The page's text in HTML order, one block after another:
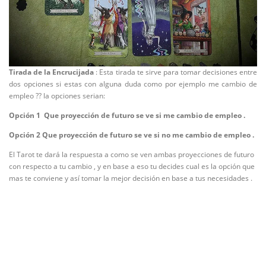
Tirada de la Encrucijada : Esta tirada te sirve para tomar decisiones entre
dos opciones si estas con alguna duda como por ejemplo me cambio de
empleo ?? la opciones serian:
Opción 1 Que proyección de futuro se ve si me cambio de empleo .
Opción 2 Que proyección de futuro se ve si no me cambio de empleo .
El Tarot te dará la respuesta a como se ven ambas proyecciones de futuro
con respecto a tu cambio , y en base a eso tu decides cual es la opción que
mas te conviene y así tomar la mejor decisión en base a tus necesidades .